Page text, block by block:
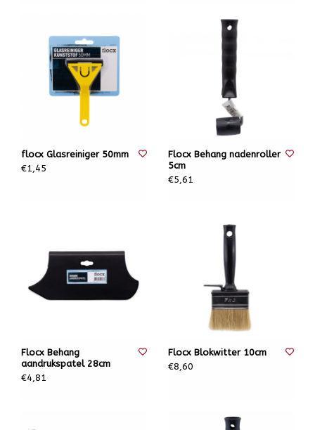
flocx Glasreiniger 50mm
€1,45
Flocx Behang nadenroller
5cm
€5,61
Flocx Behang
aandrukspatel 28cm
€4,81
Flocx Blokwitter 10cm
€8,60